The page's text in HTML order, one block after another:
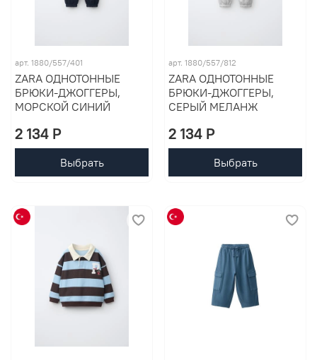
арт. 1880/557/401
ZARA ОДНОТОННЫЕ
БРЮКИ-ДЖОГГЕРЫ,
МОРСКОЙ СИНИЙ
2 134 P
Выбрать
арт. 1880/557/812
ZARA ОДНОТОННЫЕ
БРЮКИ-ДЖОГГЕРЫ,
СЕРЫЙ МЕЛАНЖ
2 134 P
Выбрать